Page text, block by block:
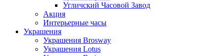
Угличский Часовой Завод
Акция
Интерьерные часы
Украшения
Украшения Brosway
Украшения Lotus